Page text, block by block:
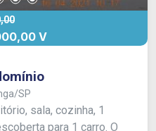
V
SP
sala, cozinha, 1
para 1 carro. O